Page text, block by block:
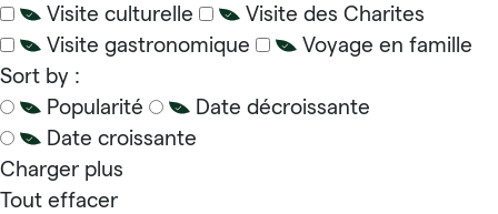
Visite culturelle
Visite des Charites
Visite gastronomique
Voyage en famille
Sort by :
Popularité
Date décroissante
Date croissante
Charger plus
Tout effacer